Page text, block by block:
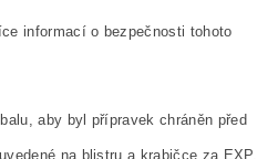
informací o bezpečnosti tohoto
aby byl přípravek chráněn před
na blistru a krabičce za EXP.